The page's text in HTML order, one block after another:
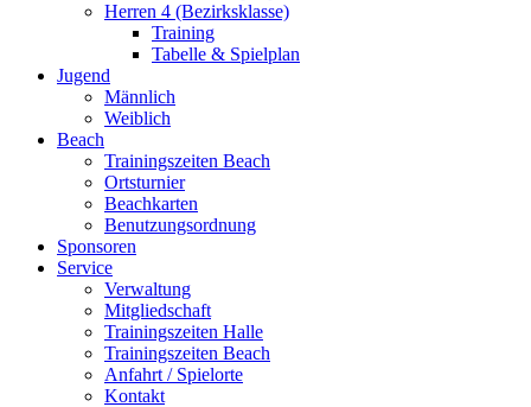
Herren 4 (Bezirksklasse)
Training
Tabelle & Spielplan
Jugend
Männlich
Weiblich
Beach
Trainingszeiten Beach
Ortsturnier
Beachkarten
Benutzungsordnung
Sponsoren
Service
Verwaltung
Mitgliedschaft
Trainingszeiten Halle
Trainingszeiten Beach
Anfahrt / Spielorte
Kontakt